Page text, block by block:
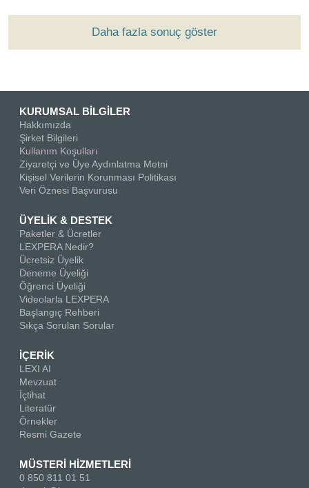
Daha fazla sonuç göster
KURUMSAL BİLGİLER
Hakkımızda
Şirket Bilgileri
Kullanım Koşulları
Ziyaretçi ve Üye Aydınlatma Metni
Kişisel Verilerin Korunması Politikası
Veri Öznesi Başvurusu
ÜYELİK & DESTEK
Paketler & Ücretler
LEXPERA Nedir?
Ücretsiz Üyelik
Deneme Üyeliği
Öğrenci Üyeliği
Videolarla LEXPERA
Başlangıç Rehberi
Sıkça Sorulan Sorular
İÇERİK
LEXI AI
Mevzuat
İçtihat
Literatür
Örnekler
Resmi Gazete
MÜSTERİ HİZMETLERİ
0 850 811 01 51